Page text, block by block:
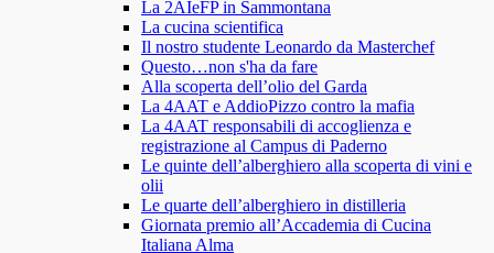
La 2AIeFP in Sammontana
La cucina scientifica
Il nostro studente Leonardo da Masterchef
Questo…non s'ha da fare
Alla scoperta dell’olio del Garda
La 4AAT e AddioPizzo contro la mafia
La 4AAT responsabili di accoglienza e
registrazione al Campus di Paderno
Le quinte dell’alberghiero alla scoperta di vini e
olii
Le quarte dell’alberghiero in distilleria
Giornata premio all’Accademia di Cucina
Italiana Alma